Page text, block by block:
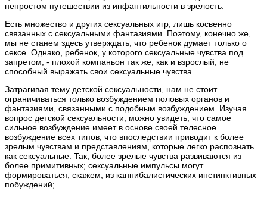
непростом путешествии из инфантильности в зрелость.
Есть множество и других сексуальных игр, лишь косвенно
связанных с сексуальными фантазиями. Поэтому, конечно же,
мы не станем здесь утверждать, что ребенок думает только о
сексе. Однако, ребенок, у которого сексуальные чувства под
запретом, - плохой компаньон так же, как и взрослый, не
способный выражать свои сексуальные чувства.
Затрагивая тему детской сексуальности, нам не стоит
ограничиваться только возбуждением половых органов и
фантазиями, связанными с подобным возбуждением. Изучая
вопрос детской сексуальности, можно увидеть, что самое
сильное возбуждение имеет в основе своей телесное
возбуждение всех типов, что впоследствии приводит к более
зрелым чувствам и представлениям, которые легко распознать
как сексуальные. Так, более зрелые чувства развиваются из
более примитивных; сексуальные импульсы могут
формироваться, скажем, из каннибалистических инстинктивных
побуждений;